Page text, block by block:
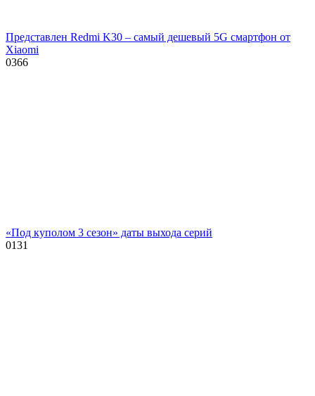
Представлен Redmi K30 – самый дешевый 5G смартфон от
Xiaomi
0366
«Под куполом 3 сезон» даты выхода серий
0131